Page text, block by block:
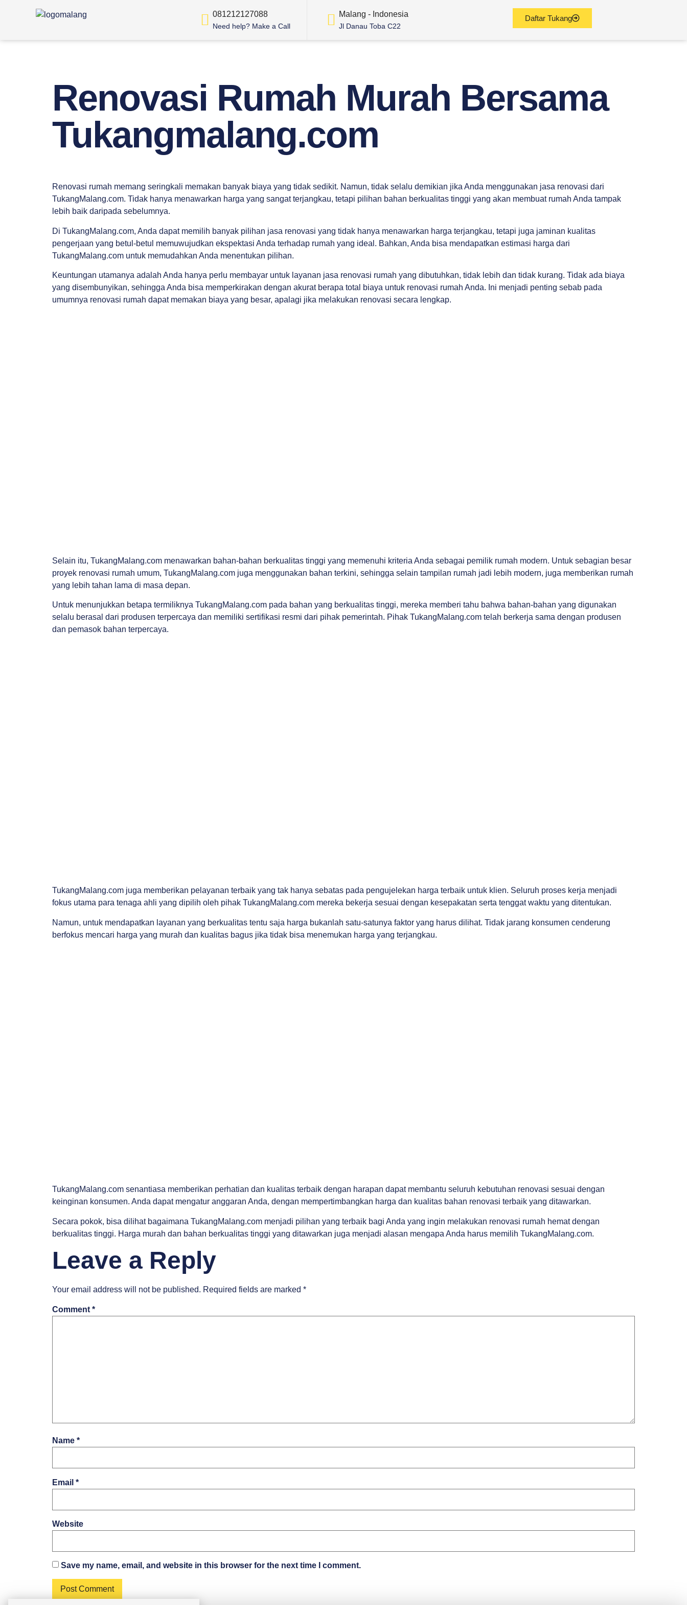
081212127088
Need help? Make a Call
Malang - Indonesia
Jl Danau Toba C22
Daftar Tukang
Renovasi Rumah Murah Bersama
Tukangmalang.com
Renovasi rumah memang seringkali memakan banyak biaya yang tidak sedikit. Namun, tidak selalu demikian jika Anda menggunakan jasa renovasi dari
TukangMalang.com. Tidak hanya menawarkan harga yang sangat terjangkau, tetapi pilihan bahan berkualitas tinggi yang akan membuat rumah Anda tampak
lebih baik daripada sebelumnya.
Di TukangMalang.com, Anda dapat memilih banyak pilihan jasa renovasi yang tidak hanya menawarkan harga terjangkau, tetapi juga jaminan kualitas
pengerjaan yang betul-betul memuwujudkan ekspektasi Anda terhadap rumah yang ideal. Bahkan, Anda bisa mendapatkan estimasi harga dari
TukangMalang.com untuk memudahkan Anda menentukan pilihan.
Keuntungan utamanya adalah Anda hanya perlu membayar untuk layanan jasa renovasi rumah yang dibutuhkan, tidak lebih dan tidak kurang. Tidak ada biaya
yang disembunyikan, sehingga Anda bisa memperkirakan dengan akurat berapa total biaya untuk renovasi rumah Anda. Ini menjadi penting sebab pada
umumnya renovasi rumah dapat memakan biaya yang besar, apalagi jika melakukan renovasi secara lengkap.
Selain itu, TukangMalang.com menawarkan bahan-bahan berkualitas tinggi yang memenuhi kriteria Anda sebagai pemilik rumah modern. Untuk sebagian besar
proyek renovasi rumah umum, TukangMalang.com juga menggunakan bahan terkini, sehingga selain tampilan rumah jadi lebih modern, juga memberikan rumah
yang lebih tahan lama di masa depan.
Untuk menunjukkan betapa termiliknya TukangMalang.com pada bahan yang berkualitas tinggi, mereka memberi tahu bahwa bahan-bahan yang digunakan
selalu berasal dari produsen terpercaya dan memiliki sertifikasi resmi dari pihak pemerintah. Pihak TukangMalang.com telah berkerja sama dengan produsen
dan pemasok bahan terpercaya.
TukangMalang.com juga memberikan pelayanan terbaik yang tak hanya sebatas pada pengujelekan harga terbaik untuk klien. Seluruh proses kerja menjadi
fokus utama para tenaga ahli yang dipilih oleh pihak TukangMalang.com mereka bekerja sesuai dengan kesepakatan serta tenggat waktu yang ditentukan.
Namun, untuk mendapatkan layanan yang berkualitas tentu saja harga bukanlah satu-satunya faktor yang harus dilihat. Tidak jarang konsumen cenderung
berfokus mencari harga yang murah dan kualitas bagus jika tidak bisa menemukan harga yang terjangkau.
TukangMalang.com senantiasa memberikan perhatian dan kualitas terbaik dengan harapan dapat membantu seluruh kebutuhan renovasi sesuai dengan
keinginan konsumen. Anda dapat mengatur anggaran Anda, dengan mempertimbangkan harga dan kualitas bahan renovasi terbaik yang ditawarkan.
Secara pokok, bisa dilihat bagaimana TukangMalang.com menjadi pilihan yang terbaik bagi Anda yang ingin melakukan renovasi rumah hemat dengan
berkualitas tinggi. Harga murah dan bahan berkualitas tinggi yang ditawarkan juga menjadi alasan mengapa Anda harus memilih TukangMalang.com.
Leave a Reply
Your email address will not be published. Required fields are marked *
Comment *
Name *
Email *
Website
Save my name, email, and website in this browser for the next time I comment.